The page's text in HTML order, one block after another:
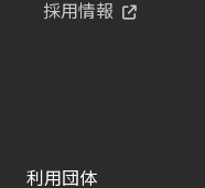
採用情報
利用団体